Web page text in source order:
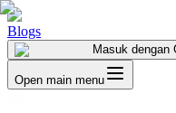
Blogs
Masuk dengan
Open main menu